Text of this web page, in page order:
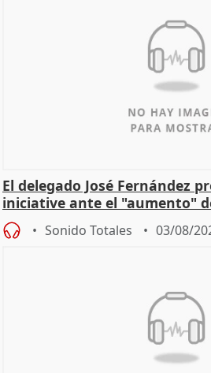
El delegado José Fernández
iniciative ante el "aumento"
hogar en Madri
Sonido Totales 03/08/